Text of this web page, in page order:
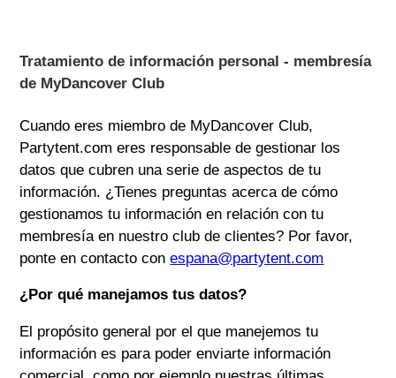
Tratamiento de información personal - membresía
de MyDancover Club
Cuando eres miembro de MyDancover Club,
Partytent.com eres responsable de gestionar los
datos que cubren una serie de aspectos de tu
información. ¿Tienes preguntas acerca de cómo
gestionamos tu información en relación con tu
membresía en nuestro club de clientes? Por favor,
ponte en contacto conespana@partytent.com
¿Por qué manejamos tus datos?
El propósito general por el que manejemos tu
información es para poder enviarte información